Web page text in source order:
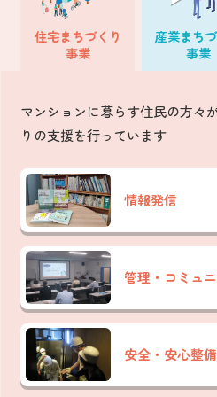
住宅まちづくり
事業
産業まち
事業
マンションに暮らす住民の方々
りの支援を行っています
情報発信
管理・コミュ
安全・安心整